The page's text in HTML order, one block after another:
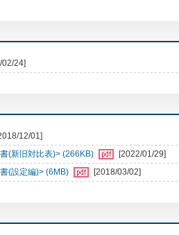
02/24]
12/01]
(新旧対比表)> (266KB)
[2022/01/29]
(設定編)> (6MB)
[2018/03/02]